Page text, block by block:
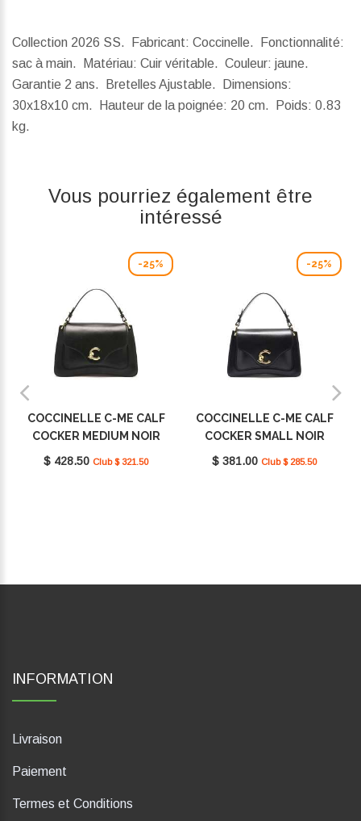
Collection 2026 SS. Fabricant: Coccinelle. Fonctionnalité:
sac à main. Matériau: Cuir véritable. Couleur: jaune.
Garantie 2 ans. Bretelles Ajustable.
Dimensions:
30x18x10 cm.
Hauteur de la poignée: 20 cm. Poids: 0.83
kg.
Vous pourriez également être
intéressé
-25%
COCCINELLE C-ME CALF
COCKER MEDIUM NOIR
E1SSK180101_001
$ 428.50 Club $ 321.50
-25%
COCCINELLE C-ME CALF
COCKER SMALL NOIR
E1SSK180201_001
$ 381.00 Club $ 285.50
INFORMATION
Livraison
Paiement
Termes et Conditions